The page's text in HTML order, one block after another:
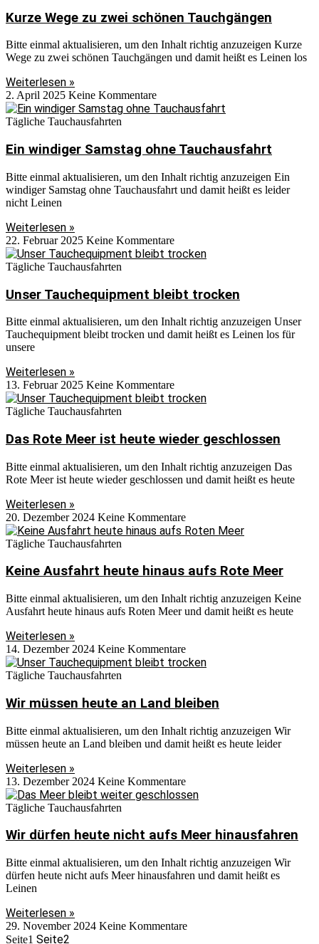
Kurze Wege zu zwei schönen Tauchgängen
Bitte einmal aktualisieren, um den Inhalt richtig anzuzeigen Kurze
Wege zu zwei schönen Tauchgängen und damit heißt es Leinen los
Weiterlesen »
2. April 2025 Keine Kommentare
Tägliche Tauchausfahrten
Ein windiger Samstag ohne Tauchausfahrt
Bitte einmal aktualisieren, um den Inhalt richtig anzuzeigen Ein
windiger Samstag ohne Tauchausfahrt und damit heißt es leider
nicht Leinen
Weiterlesen »
22. Februar 2025 Keine Kommentare
Tägliche Tauchausfahrten
Unser Tauchequipment bleibt trocken
Bitte einmal aktualisieren, um den Inhalt richtig anzuzeigen Unser
Tauchequipment bleibt trocken und damit heißt es Leinen los für
unsere
Weiterlesen »
13. Februar 2025 Keine Kommentare
Tägliche Tauchausfahrten
Das Rote Meer ist heute wieder geschlossen
Bitte einmal aktualisieren, um den Inhalt richtig anzuzeigen Das
Rote Meer ist heute wieder geschlossen und damit heißt es heute
Weiterlesen »
20. Dezember 2024 Keine Kommentare
Tägliche Tauchausfahrten
Keine Ausfahrt heute hinaus aufs Rote Meer
Bitte einmal aktualisieren, um den Inhalt richtig anzuzeigen Keine
Ausfahrt heute hinaus aufs Roten Meer und damit heißt es heute
Weiterlesen »
14. Dezember 2024 Keine Kommentare
Tägliche Tauchausfahrten
Wir müssen heute an Land bleiben
Bitte einmal aktualisieren, um den Inhalt richtig anzuzeigen Wir
müssen heute an Land bleiben und damit heißt es heute leider
Weiterlesen »
13. Dezember 2024 Keine Kommentare
Tägliche Tauchausfahrten
Wir dürfen heute nicht aufs Meer hinausfahren
Bitte einmal aktualisieren, um den Inhalt richtig anzuzeigen Wir
dürfen heute nicht aufs Meer hinausfahren und damit heißt es
Leinen
Weiterlesen »
29. November 2024 Keine Kommentare
Seite1 Seite2